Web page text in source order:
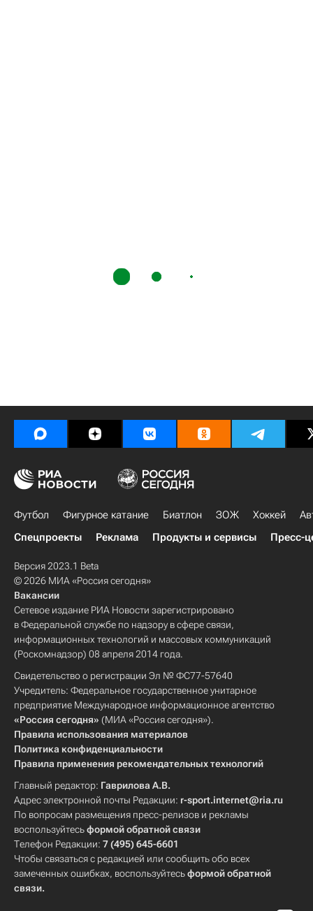
Футбол Фигурное катание Биатлон ЗОЖ Хоккей
Спецпроекты
Реклама Продукты и сервисы Пресс-
Версия 2023.1 Beta
© 2026 МИА «Россия сегодня»
Вакансии
Сетевое издание РИА Новости зарегистрировано
в Федеральной службе по надзору в сфере связи,
информационных технологий и массовых коммуникаций
(Роскомнадзор) 08 апреля 2014 года.
Свидетельство о регистрации Эл № ФС77-57640
Учредитель: Федеральное государственное унитарное
предприятие Международное информационное агентство
«Россия сегодня» (МИА «Россия сегодня»).
Правила использования материалов
Политика конфиденциальности
Правила применения рекомендательных технологий
Главный редактор: Гаврилова А.В.
Адрес электронной почты Редакции: r-sport.internet@ria.ru
По вопросам размещения пресс-релизов и рекламы
воспользуйтесьформой обратной связи
Телефон Редакции: 7 (495) 645-6601
Чтобы связаться с редакцией или сообщить обо всех
замеченных ошибках, воспользуйтесьформой обратной
связи.